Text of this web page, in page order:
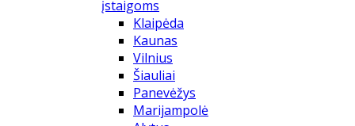
įstaigoms
Klaipėda
Kaunas
Vilnius
Šiauliai
Panevėžys
Marijampolė